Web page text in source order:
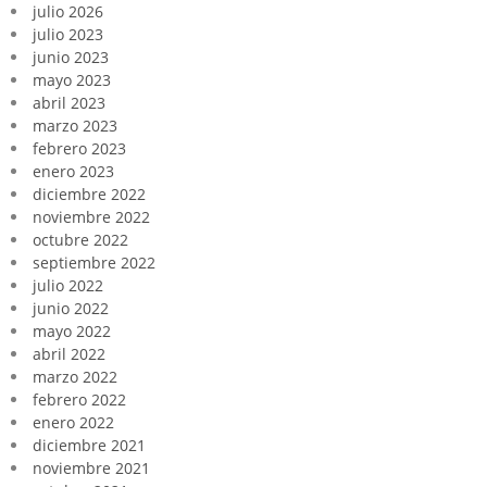
julio 2026
julio 2023
junio 2023
mayo 2023
abril 2023
marzo 2023
febrero 2023
enero 2023
diciembre 2022
noviembre 2022
octubre 2022
septiembre 2022
julio 2022
junio 2022
mayo 2022
abril 2022
marzo 2022
febrero 2022
enero 2022
diciembre 2021
noviembre 2021